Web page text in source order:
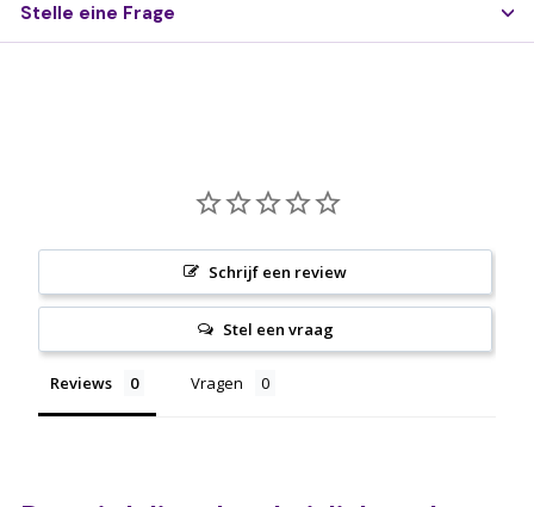
Stelle eine Frage
Schrijf een review
Stel een vraag
Reviews Vragen